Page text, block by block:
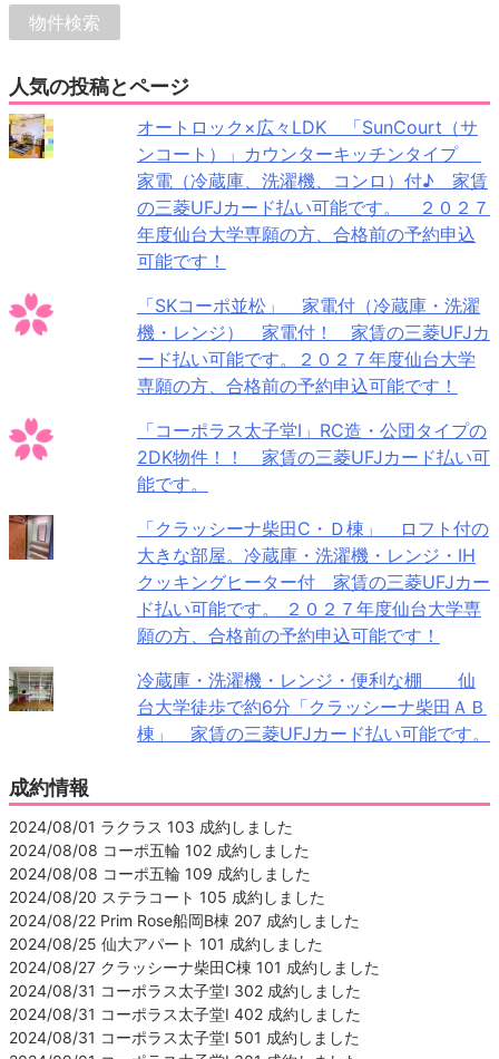
人気の投稿とページ
オートロック×広々LDK 「SunCourt（サ
ンコート）」カウンターキッチンタイプ
家電（冷蔵庫、洗濯機、コンロ）付♪ 家賃
の三菱UFJカード払い可能です。 ２０２７
年度仙台大学専願の方、合格前の予約申込
可能です！
「SKコーポ並松」 家電付（冷蔵庫・洗濯
機・レンジ） 家電付！ 家賃の三菱UFJカ
ード払い可能です。２０２７年度仙台大学
専願の方、合格前の予約申込可能です！
「コーポラス太子堂Ⅰ」RC造・公団タイプの
2DK物件！！ 家賃の三菱UFJカード払い可
能です。
「クラッシーナ柴田C・Ｄ棟」 ロフト付の
大きな部屋。冷蔵庫・洗濯機・レンジ・IH
クッキングヒーター付 家賃の三菱UFJカー
ド払い可能です。 ２０２７年度仙台大学専
願の方、合格前の予約申込可能です！
冷蔵庫・洗濯機・レンジ・便利な棚 仙
台大学徒歩で約6分「クラッシーナ柴田ＡＢ
棟」 家賃の三菱UFJカード払い可能です。
成約情報
2024/08/01 ラクラス 103 成約しました
2024/08/08 コーポ五輪 102 成約しました
2024/08/08 コーポ五輪 109 成約しました
2024/08/20 ステラコート 105 成約しました
2024/08/22 Prim Rose船岡B棟 207 成約しました
2024/08/25 仙大アパート 101 成約しました
2024/08/27 クラッシーナ柴田C棟 101 成約しました
2024/08/31 コーポラス太子堂Ⅰ 302 成約しました
2024/08/31 コーポラス太子堂Ⅰ 402 成約しました
2024/08/31 コーポラス太子堂Ⅰ 501 成約しました